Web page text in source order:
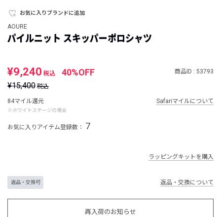
お気に入りブランドに追加
AOURE
パイルニット スキッパーポロシャツ
¥9,240 税込 40%OFF 商品ID : 53793
¥15,400 税込
84マイル還元
※ホワイトステージの場合
Safariマイルについて
お気に入りアイテム登録数： 7
ラッピングキットを購入
返品・交換可 返品・交換について
再入荷のお知らせ